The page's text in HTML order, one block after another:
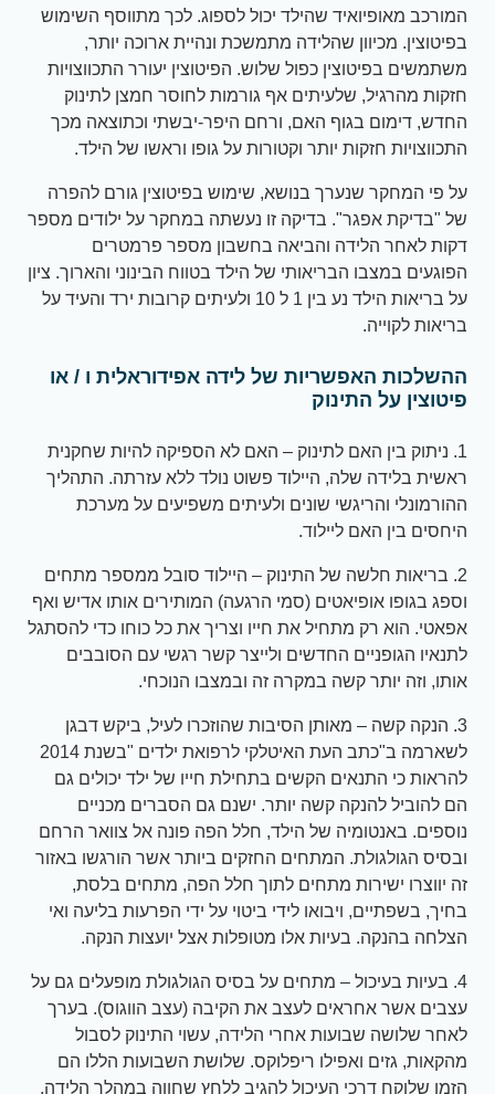
המורכב מאופיואיד שהילד יכול לספוג. לכך מתווסף השימוש
בפיטוצין. מכיוון שהלידה מתמשכת ונהיית ארוכה יותר,
משתמשים בפיטוצין כפול שלוש. הפיטוצין יעורר התכווצויות
חזקות מהרגיל, שלעיתים אף גורמות לחוסר חמצן לתינוק
החדש, דימום בגוף האם, ורחם היפר-יבשתי וכתוצאה מכך
התכווצויות חזקות יותר וקטורות על גופו וראשו של הילד.
על פי המחקר שנערך בנושא, שימוש בפיטוצין גורם להפרה
של "בדיקת אפגר". בדיקה זו נעשתה במחקר על ילודים מספר
דקות לאחר הלידה והביאה בחשבון מספר פרמטרים
הפוגעים במצבו הבריאותי של הילד בטווח הבינוני והארוך. ציון
על בריאות הילד נע בין 1 ל 10 ולעיתים קרובות ירד והעיד על
בריאות לקוייה.
ההשלכות האפשריות של לידה אפידוראלית ו / או
פיטוצין על התינוק
1. ניתוק בין האם לתינוק – האם לא הספיקה להיות שחקנית
ראשית בלידה שלה, היילוד פשוט נולד ללא עזרתה. התהליך
ההורמונלי והריגשי שונים ולעיתים משפיעים על מערכת
היחסים בין האם ליילוד.
2. בריאות חלשה של התינוק – היילוד סובל ממספר מתחים
וספג בגופו אופיאטים (סמי הרגעה) המותירים אותו אדיש ואף
אפאטי. הוא רק מתחיל את חייו וצריך את כל כוחו כדי להסתגל
לתנאיו הגופניים החדשים ולייצר קשר רגשי עם הסובבים
אותו, וזה יותר קשה במקרה זה ובמצבו הנוכחי.
3. הנקה קשה – מאותן הסיבות שהוזכרו לעיל, ביקש דבגן
לשארמה ב"כתב העת האיטלקי לרפואת ילדים "בשנת 2014
להראות כי התנאים הקשים בתחילת חייו של ילד יכולים גם
הם להוביל להנקה קשה יותר. ישנם גם הסברים מכניים
נוספים. באנטומיה של הילד, חלל הפה פונה אל צוואר הרחם
ובסיס הגולגולת. המתחים החזקים ביותר אשר הורגשו באזור
זה יווצרו ישירות מתחים לתוך חלל הפה, מתחים בלסת,
בחיך, בשפתיים, ויבואו לידי ביטוי על ידי הפרעות בליעה ואי
הצלחה בהנקה. בעיות אלו מטופלות אצל יועצות הנקה.
4. בעיות בעיכול – מתחים על בסיס הגולגולת מופעלים גם על
עצבים אשר אחראים לעצב את הקיבה (עצב הווגוס). בערך
לאחר שלושה שבועות אחרי הלידה, עשוי התינוק לסבול
מהקאות, גזים ואפילו ריפלוקס. שלושת השבועות הללו הם
הזמן שלוקח דרכי העיכול להגיב ללחץ שחווה במהלך הלידה.